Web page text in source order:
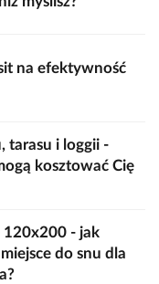
na efektywność
tarasu i loggii -
kosztować Cię
120x200 - jak
do snu dla